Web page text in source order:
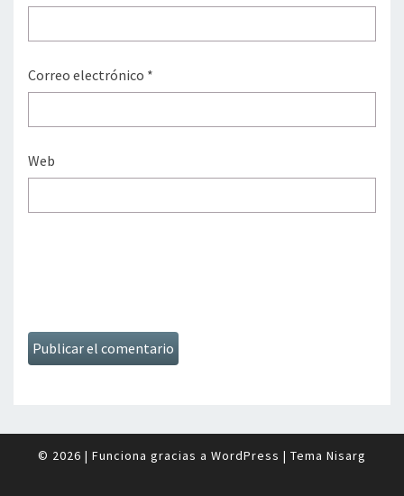
Correo electrónico *
Web
© 2026 | Funciona gracias a WordPress | Tema Nisarg